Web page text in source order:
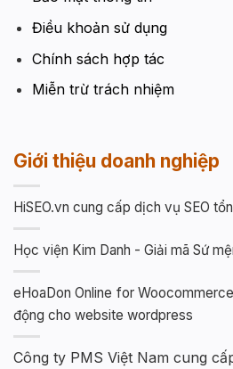
Điều khoản sử dụng
Chính sách hợp tác
Miễn trừ trách nhiệm
Giới thiệu doanh nghiệp
HiSEO.vn cung cấp dịch vụ SEO
Học viện Kim Danh - Giải mã Sứ
eHoaDon Online for
động cho website wordpress
Công ty PMS Việt Nam cung